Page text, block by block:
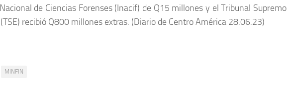
de Ciencias Forenses (Inacif) de Q15 millones y el Tribunal Supremo
recibió Q800 millones extras. (Diario de Centro América 28.06.23)
MINFIN